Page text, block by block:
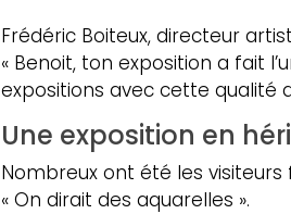
Frédéric Boiteux, directeur
« Benoit, ton exposition a fait
expositions avec cette qualité
Une exposition en
Nombreux ont été les
« On dirait des aquarelles ».